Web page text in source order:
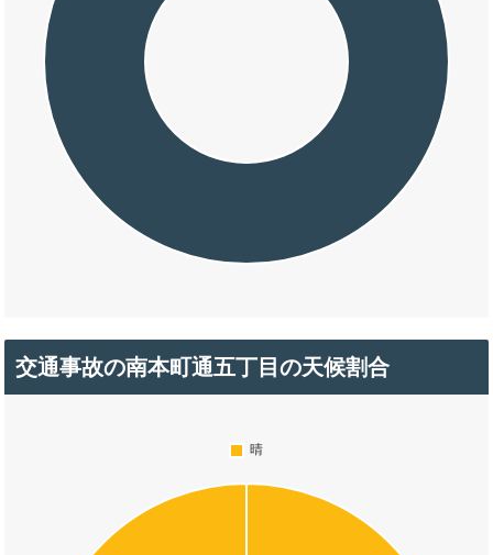
交通事故の南本町通五丁目の天候割合